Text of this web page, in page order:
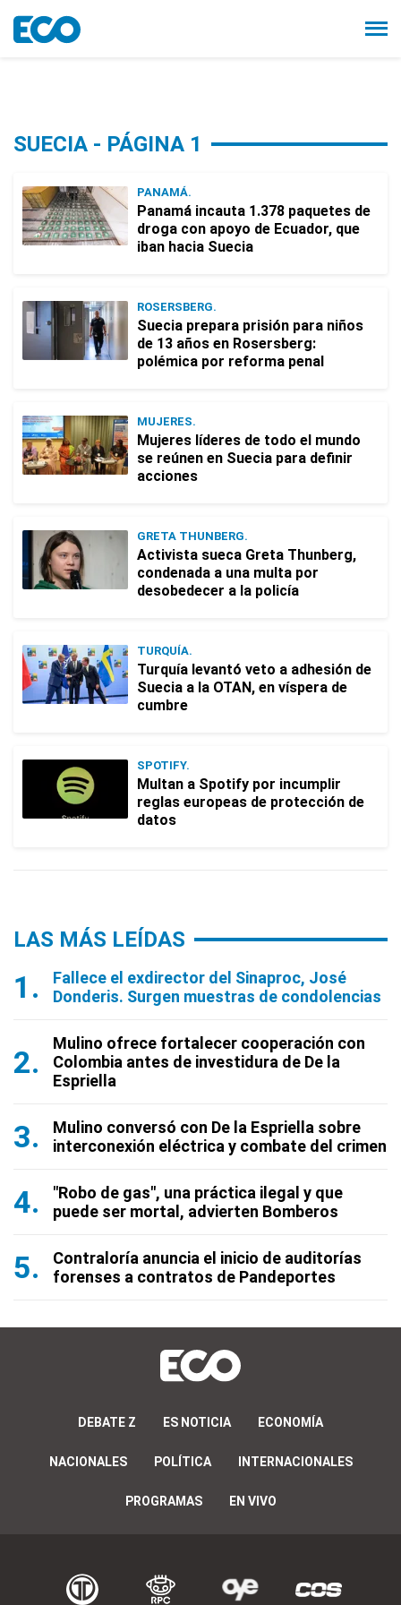
SUECIA - PÁGINA 1
PANAMÁ.
Panamá incauta 1.378 paquetes de
droga con apoyo de Ecuador, que
iban hacia Suecia
ROSERSBERG.
Suecia prepara prisión para niños
de 13 años en Rosersberg:
polémica por reforma penal
MUJERES.
Mujeres líderes de todo el mundo
se reúnen en Suecia para definir
acciones
GRETA THUNBERG.
Activista sueca Greta Thunberg,
condenada a una multa por
desobedecer a la policía
TURQUÍA.
Turquía levantó veto a adhesión de
Suecia a la OTAN, en víspera de
cumbre
SPOTIFY.
Multan a Spotify por incumplir
reglas europeas de protección de
datos
LAS MÁS LEÍDAS
Fallece el exdirector del Sinaproc, José
Donderis. Surgen muestras de condolencias
Mulino ofrece fortalecer cooperación con
Colombia antes de investidura de De la
Espriella
Mulino conversó con De la Espriella sobre
interconexión eléctrica y combate del crimen
"Robo de gas", una práctica ilegal y que
puede ser mortal, advierten Bomberos
Contraloría anuncia el inicio de auditorías
forenses a contratos de Pandeportes
DEBATE Z ES NOTICIA ECONOMÍA
NACIONALES POLÍTICA INTERNACIONALES
PROGRAMAS EN VIVO